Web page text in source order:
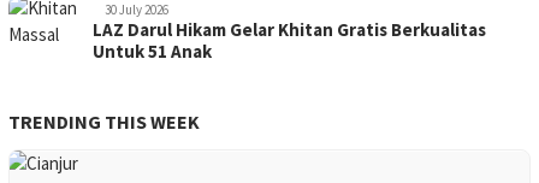
30 July 2026
LAZ Darul Hikam Gelar Khitan Gratis Berkualitas
Untuk 51 Anak
TRENDING THIS WEEK